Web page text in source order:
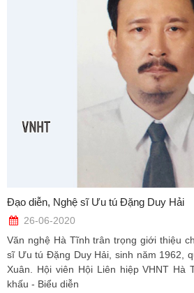
Đạo diễn, Nghệ sĩ Ưu tú Đặng Duy Hải
26-06-2020
Văn nghệ Hà Tĩnh trân trọng giới thiệu
sĩ Ưu tú Đặng Duy Hải, sinh năm 1962,
Xuân. Hội viên Hội Liên hiệp VHNT Hà
khấu - Biểu diễn